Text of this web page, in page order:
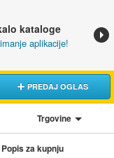
kataloge
aplikacije!
PREDAJ OGLAS
Trgovine
Popis za kupnju